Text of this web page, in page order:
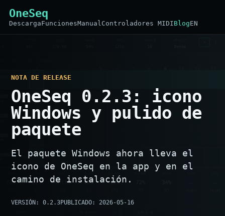
OneSeq
DescargaFuncionesManualControladores MIDIBlogEN
NOTA DE RELEASE
OneSeq 0.2.3: icono
Windows y pulido de
paquete
El paquete Windows ahora lleva el
icono de OneSeq en la app y en el
camino de instalación.
VERSIÓN: 0.2.3PUBLICADO: 2026-05-16